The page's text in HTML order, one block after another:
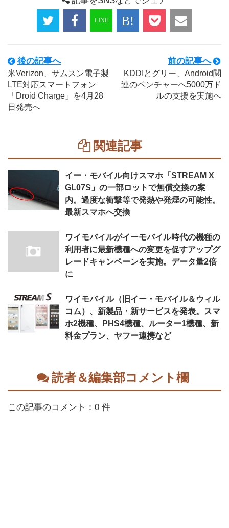
後の記事へ
米Verizon、サムスン電子製
LTE対応スマートフォン
「Droid Charge」を4月28
日発売へ
前の記事へ
KDDIとグリー、Android関
連のベンチャーへ5000万ド
ルの支援を実施へ
関連記事
イー・モバイル向けスマホ「STREAM X
GL07S」の一部ロットで無償交換の案
内。過度な衝撃等で発熱や発煙の可能性。
最新スマホへ交換
ワイモバイルがイーモバイル時代の機種の
利用者に最新機種への変更を促すアップグ
レードキャンペーンを実施。データ量2倍
に
ワイモバイル（旧イー・モバイル＆ウィル
コム）、新製品・新サービスを発表。スマ
ホ2機種、PHS4機種、ルーター1機種、新
料金プラン、ヤフー連携など
読者＆編集部コメント欄
この記事のコメント：0 件